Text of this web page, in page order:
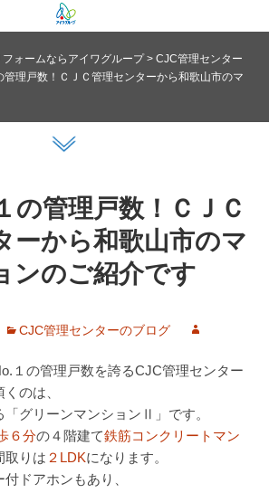
ォームならアイワグループ>CJC管理センター
理戸数！ＣＪＣ管理センターから和歌山市のマ
管理戸数！ＣＪＣ
ーから和歌山市のマ
ンのご紹介です
CJC管理センターのブログ
１の管理戸数を誇るCJC管理センター
のは、
グリーンマンションⅡ」です。
６分の４階建て鉄筋コンクリートマン
取りは ２LDKになります。
ドアホンもあり、